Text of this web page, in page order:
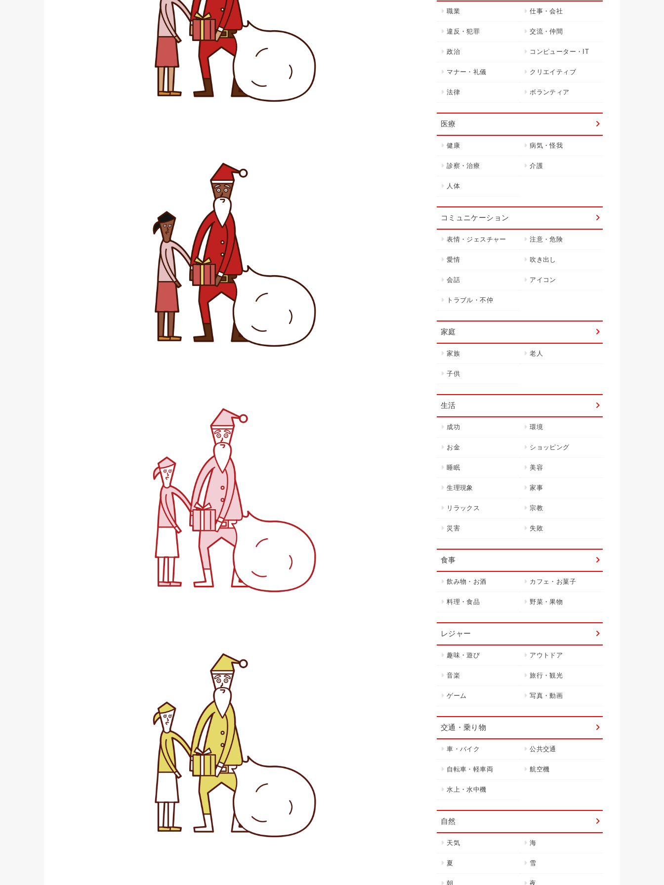
職業 仕事・会社
違反・犯罪 交流・仲間
政治 コンピューター・IT
マナー・礼儀 クリエイティブ
法律 ボランティア
医療
健康 病気・怪我
診察・治療 介護
人体
コミュニケーション
表情・ジェスチャー 注意・危険
愛情 吹き出し
会話 アイコン
トラブル・不仲
家庭
家族 老人
子供
生活
成功 環境
お金 ショッピング
睡眠 美容
生理現象 家事
リラックス 宗教
災害 失敗
食事
飲み物・お酒 カフェ・お菓子
料理・食品 野菜・果物
レジャー
趣味・遊び アウトドア
音楽 旅行・観光
ゲーム 写真・動画
交通・乗り物
車・バイク 公共交通
自転車・軽車両 航空機
水上・水中機
自然
天気 海
夏 雪
朝 夜